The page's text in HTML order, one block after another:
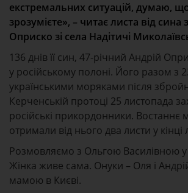
екстремальних ситуацій, думаю,
зрозумієте», – читає листа від
Оприско зі села Надітичі
136 днів її син, 47-річний Андрій
у російському полоні. Його разом з
українськими моряками після
Керченській протоці 25 листопада
російські прикордонники. Востаннє
отримали від нього два листи у кінці
Розмовляємо з Ольгою Василівною у
Жінка живе сама. Онуки – Оля і
мамою в Києві.